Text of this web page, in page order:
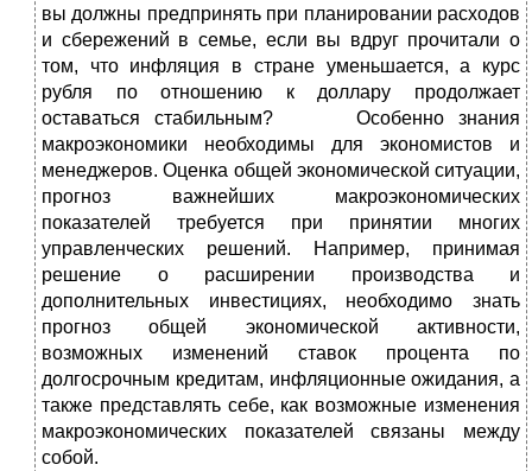
вы должны предпринять при планировании расходов
и сбережений в семье, если вы вдруг прочитали о
том, что инфляция в стране уменьшается, а курс
рубля по отношению к доллару продолжает
оставаться стабильным? Особенно знания
макроэкономики необходимы для экономистов и
менеджеров. Оценка общей экономической ситуации,
прогноз важнейших макроэкономических
показателей требуется при принятии многих
управленческих решений. Например, принимая
решение о расширении производства и
дополнительных инвестициях, необходимо знать
прогноз общей экономической активности,
возможных изменений ставок процента по
долгосрочным кредитам, инфляционные ожидания, а
также представлять себе, как возможные изменения
макроэкономических показателей связаны между
собой.